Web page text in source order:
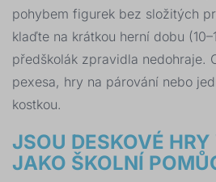
pohybem figurek bez složitých
klaďte na krátkou herní dobu
předškolák zpravidla nedohraje.
pexesa, hry na párování nebo
kostkou.
JSOU DESKOVÉ
JAKO ŠKOLNÍ